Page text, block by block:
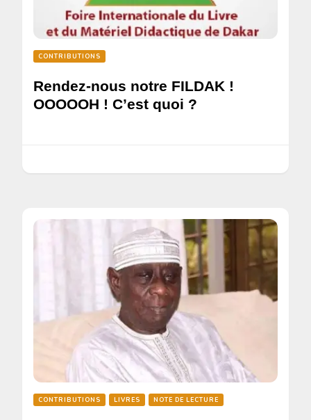
CONTRIBUTIONS
Rendez-nous notre FILDAK !
OOOOOH ! C’est quoi ?
CONTRIBUTIONS LIVRES NOTE DE LECTURE